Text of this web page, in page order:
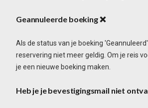
Geannuleerde boeking❌
Als de status van je boeking
reservering niet meer geldig. Om je reis
je een nieuwe boeking maken.
Heb je je bevestigingsmail niet